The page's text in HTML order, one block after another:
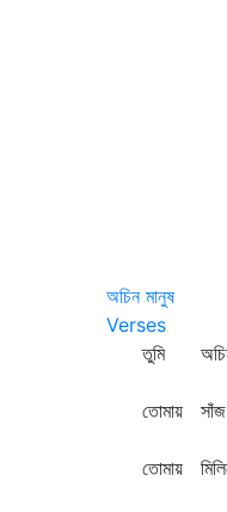
অচিন মানুষ
Verses
তুমি অচিন
কেন
তোমায় সাঁজ-
আমার
তোমায়
নানান